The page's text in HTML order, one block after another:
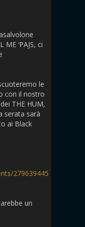
‘PAJS, ci
le
con il nostro
THE HUM,
serata sarà
ai Black
279639445
un